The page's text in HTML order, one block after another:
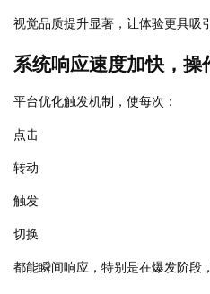
视觉品质提升显著，让体验更具吸
系统响应速度加快，操
平台优化触发机制，使每次：
点击
转动
触发
切换
都能瞬间响应，特别是在爆发阶段